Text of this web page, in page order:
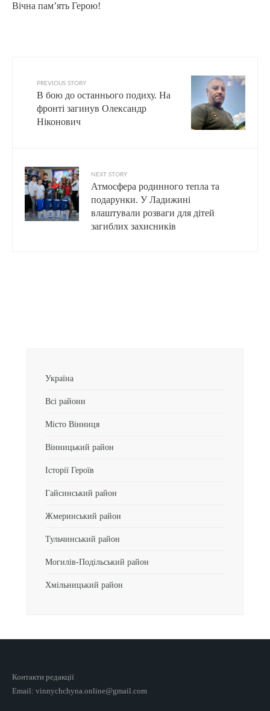
Вічна пам’ять Герою!
PREVIOUS STORY
В бою до останнього подиху. На
фронті загинув Олександр
Ніконович
NEXT STORY
Атмосфера родинного тепла та
подарунки. У Ладижині
влаштували розваги для дітей
загиблих захисників
Україна
Всі райони
Місто Вінниця
Вінницький район
Історії Героїв
Гайсинський район
Жмеринський район
Тульчинський район
Могилів-Подільський район
Хмільницький район
Контакти редакції
Email: vinnychchyna.online@gmail.com